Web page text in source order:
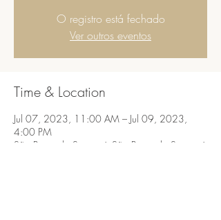
O registro está fechado
Ver outros eventos
Time & Location
Jul 07, 2023, 11:00 AM – Jul 09, 2023,
4:00 PM
São Bento do Sapucaí, São Bento do Sapucaí,